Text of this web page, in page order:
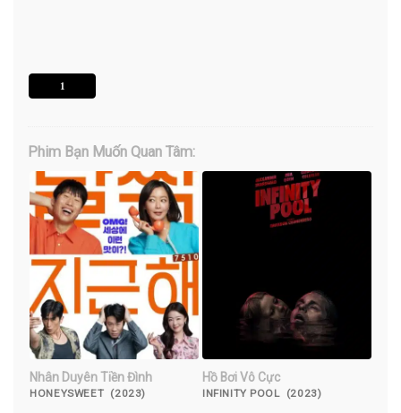
1
Phim Bạn Muốn Quan Tâm:
Nhân Duyên Tiền Đình
HONEYSWEET (2023)
Hồ Bơi Vô Cực
INFINITY POOL (2023)